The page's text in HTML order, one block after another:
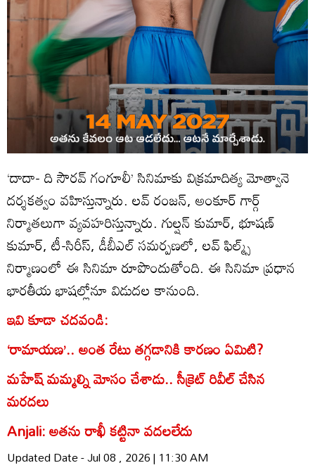
‘దాదా- ది సౌర‌వ్ గంగూలీ’ సినిమాకు విక్రమాదిత్య మోత్వానె
దర్శకత్వం వహిస్తున్నారు. లవ్ రంజన్, అంకూర్ గార్గ్
నిర్మాతలుగా వ్యవహరిస్తున్నారు. గుల్షన్ కుమార్, భూషణ్
కుమార్, టీ-సిరీస్, డీబీఎల్ సమర్పణలో, లవ్ ఫిల్మ్స్
నిర్మాణంలో ఈ సినిమా రూపొందుతోంది. ఈ సినిమా ప్రధాన
భారతీయ భాషల్లోనూ విడుదల కానుంది.
ఇవి కూడా చదవండి:
‘రామాయణ’.. అంత‌ రేటు తగ్గడానికి కారణం ఏమిటి?
మహేష్ మమ్మల్ని మోసం చేశాడు.. సీక్రెట్ రివీల్ చేసిన
మరదలు
Anjali: అతను రాఖీ కట్టినా వదలలేదు
Updated Date - Jul 08 , 2026 | 11:30 AM